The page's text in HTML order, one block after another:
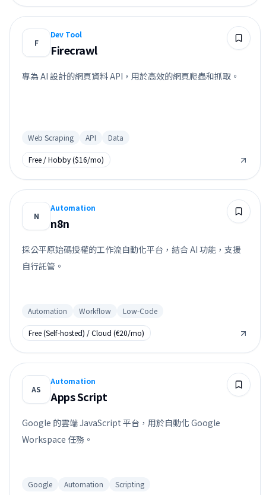
F
Dev Tool
Firecrawl
專為 AI 設計的網頁資料 API，用於高效的網頁爬蟲和抓取。
Web Scraping API Data
Free / Hobby ($16/mo)
N
Automation
n8n
採公平原始碼授權的工作流自動化平台，結合 AI 功能，支援
自行託管。
Automation Workflow Low-Code
Free (Self-hosted) / Cloud (€20/mo)
AS
Automation
Apps Script
Google 的雲端 JavaScript 平台，用於自動化 Google
Workspace 任務。
Google Automation Scripting